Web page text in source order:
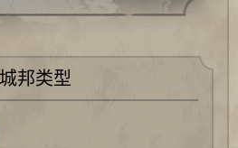
城邦类型